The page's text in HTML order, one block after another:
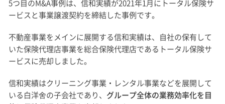
5つ目のM&A事例は、信和実績が2021年1月にトータル保険サ
ービスと事業譲渡契約を締結した事例です。
不動産事業をメインに展開する信和実績は、自社の保有して
いた保険代理店事業を総合保険代理店であるトータル保険サ
ービスに売却しました。
信和実績はクリーニング事業・レンタル事業などを展開して
いる白洋舍の子会社であり、 グループ全体の業務効率化を目